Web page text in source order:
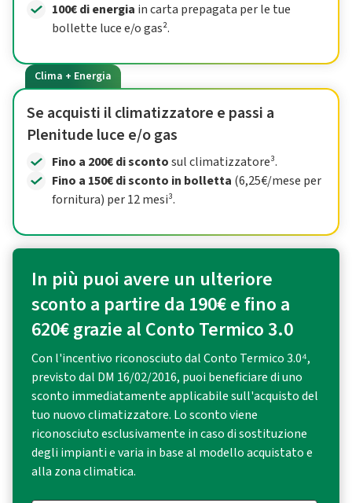
100€ di energia in carta prepagata per le tue
bollette luce e/o gas².
Clima + Energia
Se acquisti il climatizzatore e passi a
Plenitude luce e/o gas
Fino a 200€ di scontosul climatizzatore³.
Fino a 150€ di sconto in bolletta (6,25€/mese per
fornitura) per 12 mesi³.
In più puoi avere un ulteriore
sconto a partire da 190€ e fino a
620€ grazie al Conto Termico 3.0
Con l'incentivo riconosciuto dal Conto Termico 3.0⁴,
previsto dal DM 16/02/2016, puoi beneficiare di uno
sconto immediatamente applicabile sull'acquisto del
tuo nuovo climatizzatore. Lo sconto viene
riconosciuto esclusivamente in caso di sostituzione
degli impianti e varia in base al modello acquistato e
alla zona climatica.